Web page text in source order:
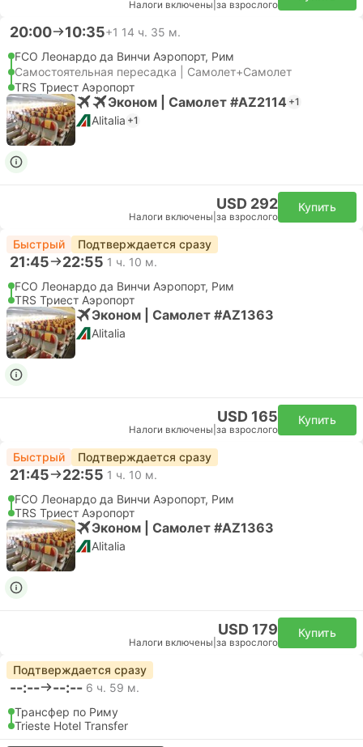
Налоги включены за взрослого
20:00 10:35+1 14 ч. 35 м.
FCO Леонардо да Винчи Аэропорт, Рим
Самостоятельная пересадка | Самолет+Самолет
TRS Триест Аэропорт
Эконом | Самолет #AZ2114 +1
Alitalia +1
USD 292
Налоги включены за взрослого
Купить
Быстрый Подтверждается сразу
21:45 22:55 1 ч. 10 м.
FCO Леонардо да Винчи Аэропорт, Рим
TRS Триест Аэропорт
Эконом | Самолет #AZ1363
Alitalia
USD 165
Налоги включены за взрослого
Купить
Быстрый Подтверждается сразу
21:45 22:55 1 ч. 10 м.
FCO Леонардо да Винчи Аэропорт, Рим
TRS Триест Аэропорт
Эконом | Самолет #AZ1363
Alitalia
USD 179
Налоги включены за взрослого
Купить
Подтверждается сразу
--:-- --:-- 6 ч. 59 м.
Трансфер по Риму
Trieste Hotel Transfer